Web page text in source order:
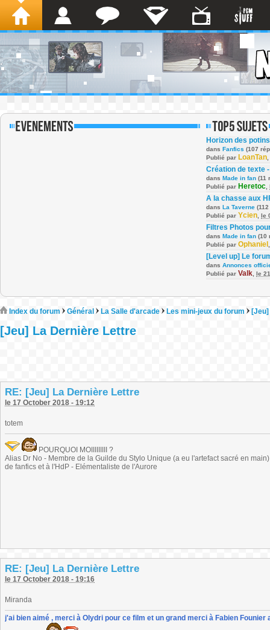
Horizon des potins
dans Fanfics (107
Publié par LoanTan
Création de texte
dans Made in fan (11
Publié par Heretoc
A la chasse aux
dans La Taverne
Publié par Ycien le
Filtres Photos
dans Made in fan (10
Publié par Ophaniel
[Level up] Le
dans Annonces
Publié par Valk le
Index du forum Général La Salle d'arcade Les mini-jeux du forum
[Jeu] La Dernière Lettre
RE: [Jeu] La Dernière Lettre
le 17 October 2018 - 19:12
totem
POURQUOI MOIIIIIIIII ?
Alias Dr No - Membre de la Guilde du Stylo Unique (a eu l'artefact sacré en
de fanfics et à l'HdP - Elémentaliste de l'Aurore
RE: [Jeu] La Dernière Lettre
le 17 October 2018 - 19:16
Miranda
j'ai bien aimé , merci à Olydri pour ce film et un grand merci à Fabien